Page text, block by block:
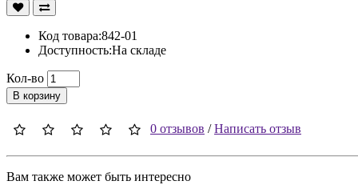
Код товара:842-01
Доступность:На складе
Кол-во
В корзину
0 отзывов /Написать отзыв
Вам также может быть интересно